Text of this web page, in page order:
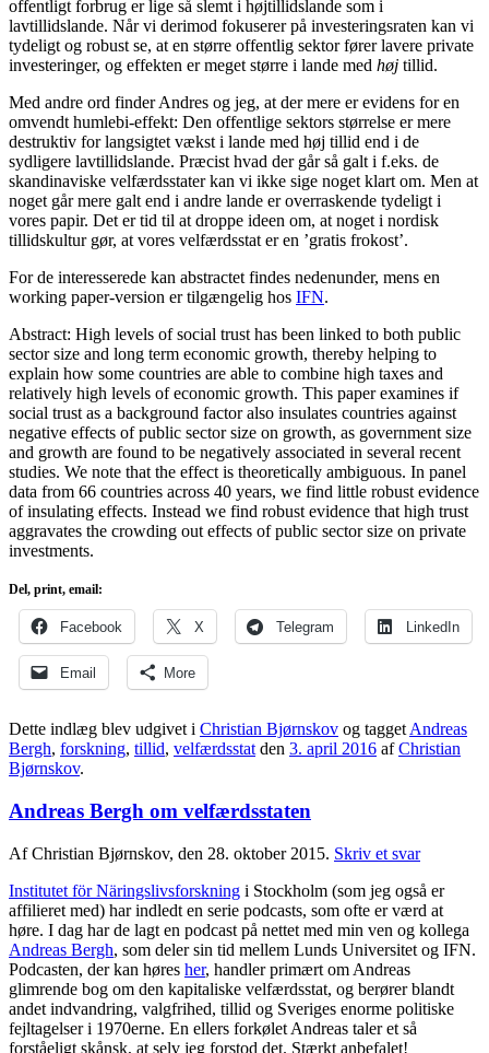
offentligt forbrug er lige så slemt i højtillidslande som i
lavtillidslande. Når vi derimod fokuserer på investeringsraten kan vi
tydeligt og robust se, at en større offentlig sektor fører lavere private
investeringer, og effekten er meget større i lande med høj tillid.
Med andre ord finder Andres og jeg, at der mere er evidens for en
omvendt humlebi-effekt: Den offentlige sektors størrelse er mere
destruktiv for langsigtet vækst i lande med høj tillid end i de
sydligere lavtillidslande. Præcist hvad der går så galt i f.eks. de
skandinaviske velfærdsstater kan vi ikke sige noget klart om. Men at
noget går mere galt end i andre lande er overraskende tydeligt i
vores papir. Det er tid til at droppe ideen om, at noget i nordisk
tillidskultur gør, at vores velfærdsstat er en ’gratis frokost’.
For de interesserede kan abstractet findes nedenunder, mens en
working paper-version er tilgængelig hos IFN.
Abstract: High levels of social trust has been linked to both public
sector size and long term economic growth, thereby helping to
explain how some countries are able to combine high taxes and
relatively high levels of economic growth. This paper examines if
social trust as a background factor also insulates countries against
negative effects of public sector size on growth, as government size
and growth are found to be negatively associated in several recent
studies. We note that the effect is theoretically ambiguous. In panel
data from 66 countries across 40 years, we find little robust evidence
of insulating effects. Instead we find robust evidence that high trust
aggravates the crowding out effects of public sector size on private
investments.
Del, print, email:
Facebook X Telegram LinkedIn
Email More
Dette indlæg blev udgivet i Christian Bjørnskov og tagget Andreas
Bergh, forskning, tillid, velfærdsstat den 3. april 2016 afChristian
Bjørnskov.
Andreas Bergh om velfærdsstaten
Af Christian Bjørnskov, den 28. oktober 2015. Skriv et svar
Institutet för Näringslivsforskning i Stockholm (som jeg også er
affilieret med) har indledt en serie podcasts, som ofte er værd at
høre. I dag har de lagt en podcast på nettet med min ven og kollega
Andreas Bergh, som deler sin tid mellem Lunds Universitet og IFN.
Podcasten, der kan høres her, handler primært om Andreas
glimrende bog om den kapitaliske velfærdsstat, og berører blandt
andet indvandring, valgfrihed, tillid og Sveriges enorme politiske
fejltagelser i 1970erne. En ellers forkølet Andreas taler et så
forståeligt skånsk, at selv jeg forstod det. Stærkt anbefalet!